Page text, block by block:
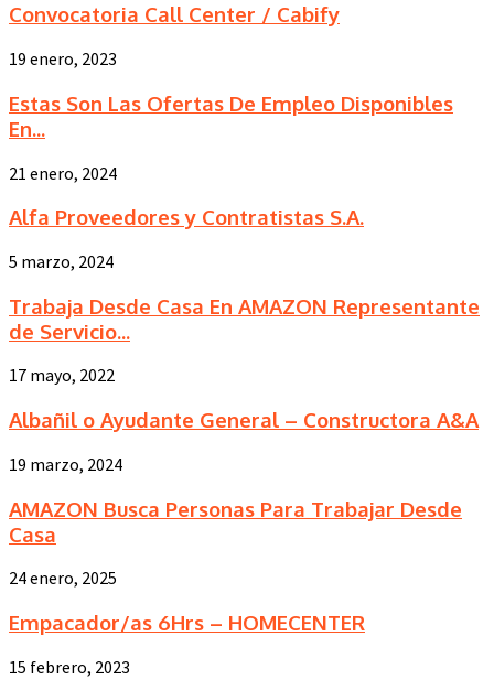
Convocatoria Call Center / Cabify
19 enero, 2023
Estas Son Las Ofertas De Empleo Disponibles
En...
21 enero, 2024
Alfa Proveedores y Contratistas S.A.
5 marzo, 2024
Trabaja Desde Casa En AMAZON Representante
de Servicio...
17 mayo, 2022
Albañil o Ayudante General – Constructora A&A
19 marzo, 2024
AMAZON Busca Personas Para Trabajar Desde
Casa
24 enero, 2025
Empacador/as 6Hrs – HOMECENTER
15 febrero, 2023